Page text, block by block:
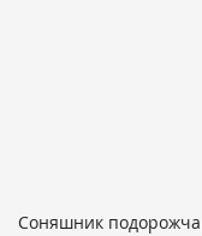
Соняшник